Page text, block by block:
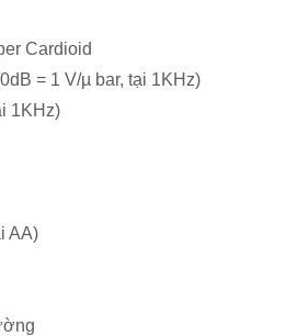
Cardioid
= 1 V/µ bar, tại 1KHz)
1KHz)
AA)